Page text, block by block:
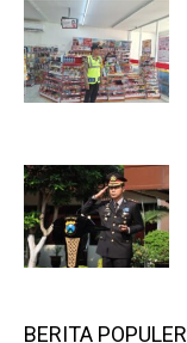
BERITA POPULER